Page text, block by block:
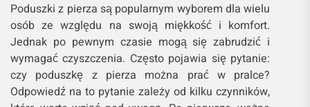
Poduszki z pierza są popularnym wyborem dla wielu
osób ze względu na swoją miękkość i komfort.
Jednak po pewnym czasie mogą się zabrudzić i
wymagać czyszczenia. Często pojawia się pytanie:
czy poduszkę z pierza można prać w pralce?
Odpowiedź na to pytanie zależy od kilku czynników,